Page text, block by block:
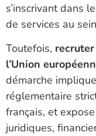
s’inscrivant dans
de services au
Toutefois,
l’Union
démarche
réglementaire
français, et
juridiques,